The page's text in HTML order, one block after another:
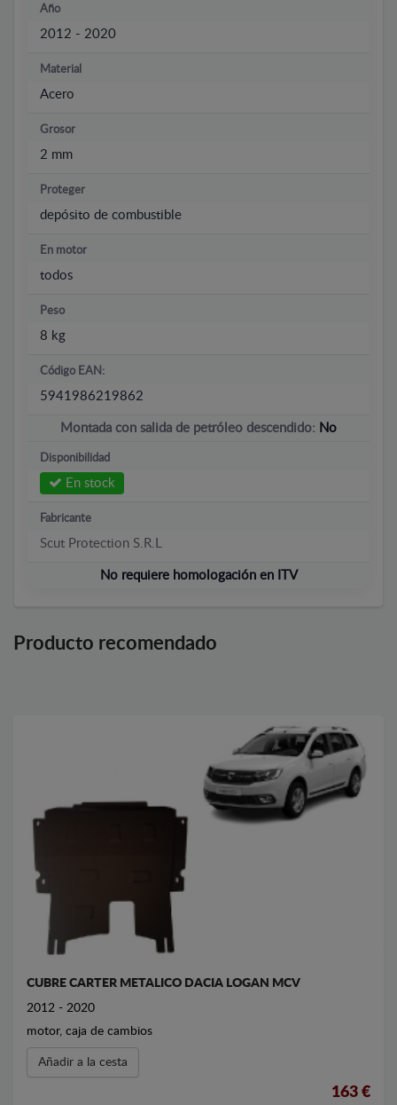
Año
2012 - 2020
Material
Acero
Grosor
2 mm
Proteger
depósito de combustible
En motor
todos
Peso
8 kg
Código EAN:
5941986219862
Montada con salida de petróleo descendido: No
Disponibilidad
En stock
Fabricante
Scut Protection S.R.L
No requiere homologación en ITV
Producto recomendado
CUBRE CARTER METALICO DACIA LOGAN MCV
2012 - 2020
motor, caja de cambios
Añadir a la cesta
163 €